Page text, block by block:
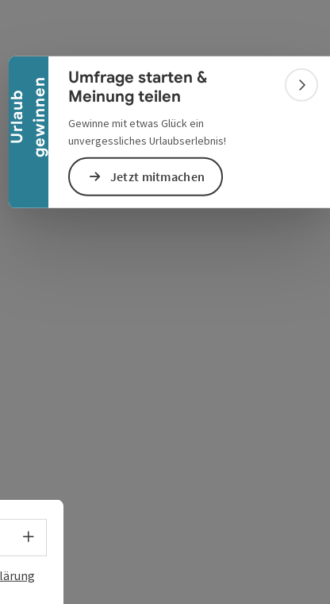
U
r
l
a
u
b
g
e
w
i
n
n
en
Banner einklappen
Umfrage starten &
Meinung teilen
Gewinne mit etwas Glück ein
unvergessliches Urlaubserlebnis!
Jetzt mitmachen
öffnen
Sprachwahl - Menü öffnen